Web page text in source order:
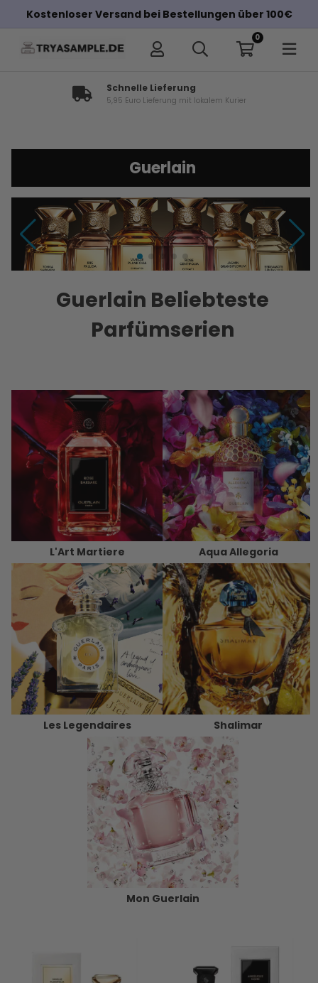
Kostenloser Versand bei Bestellungen über 100€
0
Schnelle Lieferung
5,95 Euro Lieferung mit lokalem Kurier
Guerlain
Guerlain Beliebteste
Parfümserien
L'Art Martiere Aqua Allegoria
Les Legendaires Shalimar
Mon Guerlain